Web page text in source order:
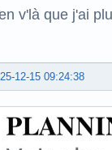
v'là que j'ai
12-15 09:24:38